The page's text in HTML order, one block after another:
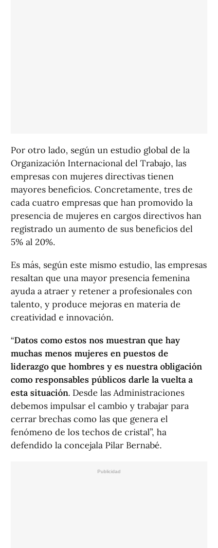
Por otro lado, según un estudio global de la
Organización Internacional del Trabajo, las
empresas con mujeres directivas tienen
mayores beneficios. Concretamente, tres de
cada cuatro empresas que han promovido la
presencia de mujeres en cargos directivos han
registrado un aumento de sus beneficios del
5% al 20%.
Es más, según este mismo estudio, las empresas
resaltan que una mayor presencia femenina
ayuda a atraer y retener a profesionales con
talento, y produce mejoras en materia de
creatividad e innovación.
“Datos como estos nos muestran que hay
muchas menos mujeres en puestos de
liderazgo que hombres y es nuestra obligación
como responsables públicos darle la vuelta a
esta situación. Desde las Administraciones
debemos impulsar el cambio y trabajar para
cerrar brechas como las que genera el
fenómeno de los techos de cristal”, ha
defendido la concejala Pilar Bernabé.